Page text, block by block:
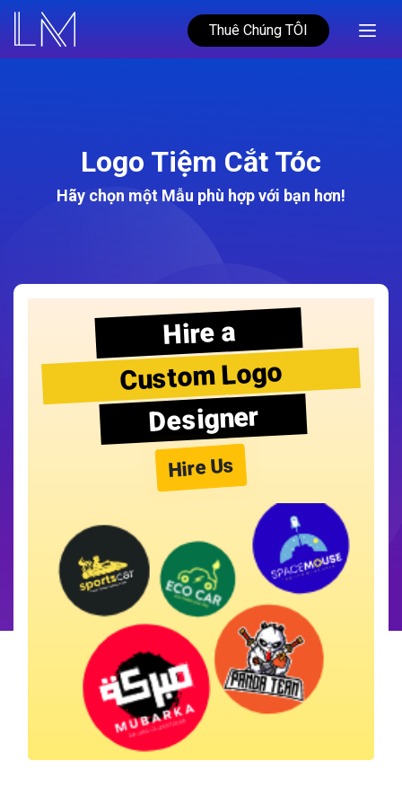
Thuê Chúng TÔI
Logo Tiệm Cắt Tóc
Hãy chọn một Mẫu phù hợp với bạn hơn!
Hire a
Custom Logo
Designer
Hire Us